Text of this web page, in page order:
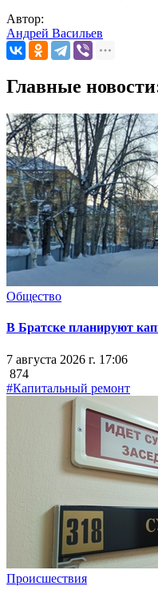
Автор:
Андрей Васильев
Главные
Общество
В Братске планируют
7 августа 2026 г. 17:06
874
#Капитальный ремонт
Происшествия